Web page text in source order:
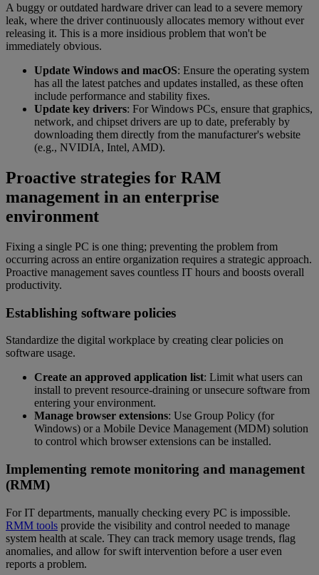
A buggy or outdated hardware driver can lead to a severe memory
leak, where the driver continuously allocates memory without ever
releasing it. This is a more insidious problem that won't be
immediately obvious.
Update Windows and macOS: Ensure the operating system
has all the latest patches and updates installed, as these often
include performance and stability fixes.
Update key drivers: For Windows PCs, ensure that graphics,
network, and chipset drivers are up to date, preferably by
downloading them directly from the manufacturer's website
(e.g., NVIDIA, Intel, AMD).
Proactive strategies for RAM
management in an enterprise
environment
Fixing a single PC is one thing; preventing the problem from
occurring across an entire organization requires a strategic approach.
Proactive management saves countless IT hours and boosts overall
productivity.
Establishing software policies
Standardize the digital workplace by creating clear policies on
software usage.
Create an approved application list: Limit what users can
install to prevent resource-draining or unsecure software from
entering your environment.
Manage browser extensions: Use Group Policy (for
Windows) or a Mobile Device Management (MDM) solution
to control which browser extensions can be installed.
Implementing remote monitoring and management
(RMM)
For IT departments, manually checking every PC is impossible.
RMM tools provide the visibility and control needed to manage
system health at scale. They can track memory usage trends, flag
anomalies, and allow for swift intervention before a user even
reports a problem.